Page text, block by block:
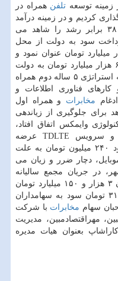
زمینه توسعه تلفن همراه در
گذاری كردیم و در زمینه درآمد
حاصل از استفاده مشتركان از دیتا، ۳۸ برابر رشد را شاهد می
سود به دولت از محل
همراه اول را ۲۵ هزار میلیارد تومان عنوان نمود و
اظهار داشت: سال قبل از این بابت، ۶ هزار میلیارد تومان به دولت
پرداخت شده است.وی از تدوین برنامه استراتژی ۵ ساله دوم همراه
فناوری اطلاعات و
مخابرات و همراه اول
جلوگیری از زیاندهی
وایمكس اتفاق افتاد،
شود و سرویس TDLTE عرضه
نماید.فرهنگ اظهار داشت: سالانه حدود ۲۴۰ میلیون تومان به علت
دچار ضرر و زیان می
در جریان مجمع سالیانه
شركت ارتباطات سیار ایران، از میزان ۳ هزار و ۱۵۰ میلیارد تومان
سود این شركت، به ازای هر سهم ۳۱۸ تومان سود به سهامداران
سهام مخابرات با شركت
مهراقتصادمبین، مدیریت
بعنوان هیات مدیره